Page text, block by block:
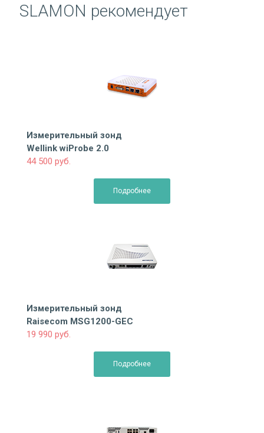
SLAMON рекомендует
Измерительный зонд
Wellink wiProbe 2.0
44 500 руб.
Подробнее
Измерительный зонд
Raisecom MSG1200-GEC
19 990 руб.
Подробнее